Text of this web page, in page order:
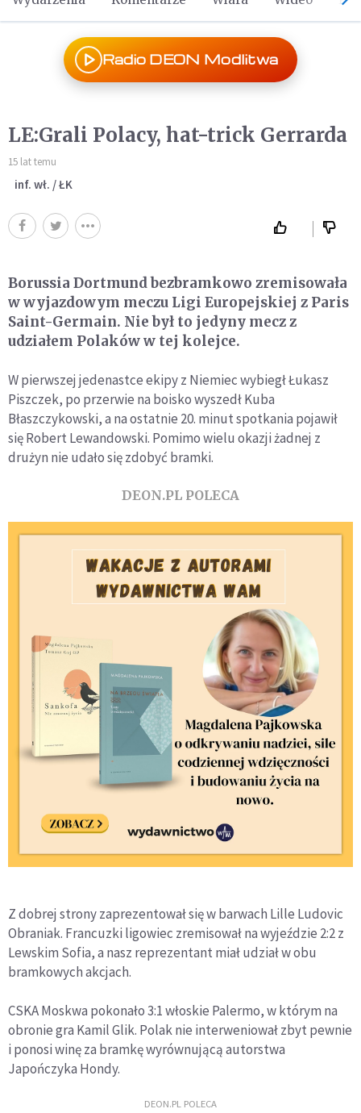
Radio DEON Modlitwa
LE:Grali Polacy, hat-trick Gerrarda
15 lat temu
inf. wł. / ŁK
Borussia Dortmund bezbramkowo zremisowała
w wyjazdowym meczu Ligi Europejskiej z Paris
Saint-Germain. Nie był to jedyny mecz z
udziałem Polaków w tej kolejce.
W pierwszej jedenastce ekipy z Niemiec wybiegł Łukasz
Piszczek, po przerwie na boisko wyszedł Kuba
Błaszczykowski, a na ostatnie 20. minut spotkania pojawił
się Robert Lewandowski. Pomimo wielu okazji żadnej z
drużyn nie udało się zdobyć bramki.
DEON.PL POLECA
Z dobrej strony zaprezentował się w barwach Lille Ludovic
Obraniak. Francuzki ligowiec zremisował na wyjeździe 2:2 z
Lewskim Sofia, a nasz reprezentant miał udział w obu
bramkowych akcjach.
CSKA Moskwa pokonało 3:1 włoskie Palermo, w którym na
obronie gra Kamil Glik. Polak nie interweniował zbyt pewnie
i ponosi winę za bramkę wyrównującą autorstwa
Japończyka Hondy.
DEON.PL POLECA